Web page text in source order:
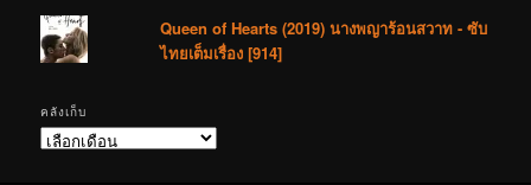
Queen of Hearts (2019) นางพญาร้อนสวาท - ซับ
ไทยเต็มเรื่อง [914]
คลังเก็บ
คลัง